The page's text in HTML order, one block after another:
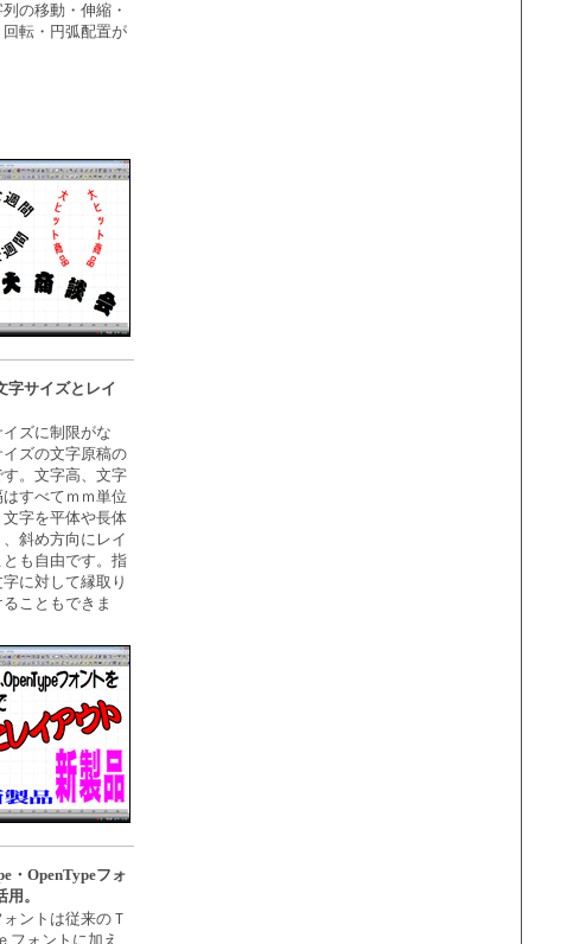
の移動・伸縮・
転・円弧配置が
字サイズとレイ
ズに制限がな
イズの文字原稿の
。文字高、文字
すべてｍｍ単位
字を平体や長体
斜め方向にレイ
も自由です。指
に対して縁取り
こともできま
・OpenTypeフォ
。
ントは従来のＴ
フォントに加え